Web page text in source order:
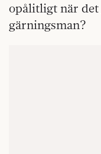
opålitligt när det
gärningsman?